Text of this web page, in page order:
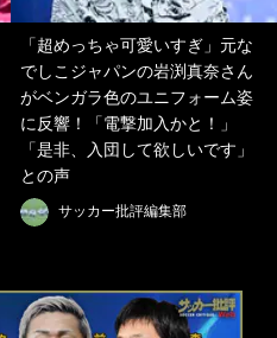
「超めっちゃ可愛いすぎ」元な
でしこジャパンの岩渕真奈さん
がベンガラ色のユニフォーム姿
に反響！「電撃加入かと！」
「是非、入団して欲しいです」
との声
サッカー批評編集部